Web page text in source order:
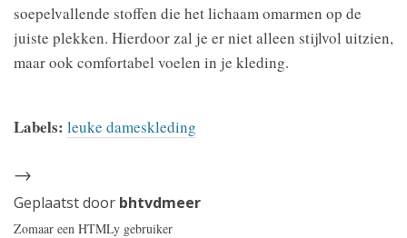
soepelvallende stoffen die het lichaam omarmen op de
juiste plekken. Hierdoor zal je er niet alleen stijlvol uitzien,
maar ook comfortabel voelen in je kleding.
Labels: leuke dameskleding
→
Geplaatst door bhtvdmeer
Zomaar een HTMLy gebruiker